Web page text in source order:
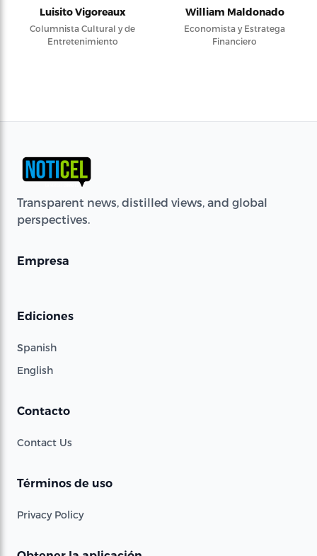
Luisito Vigoreaux
Columnista Cultural y de
Entretenimiento
William Maldonado
Economista y Estratega
Financiero
Transparent news, distilled views, and global
perspectives.
Empresa
Ediciones
Spanish
English
Contacto
Contact Us
Términos de uso
Privacy Policy